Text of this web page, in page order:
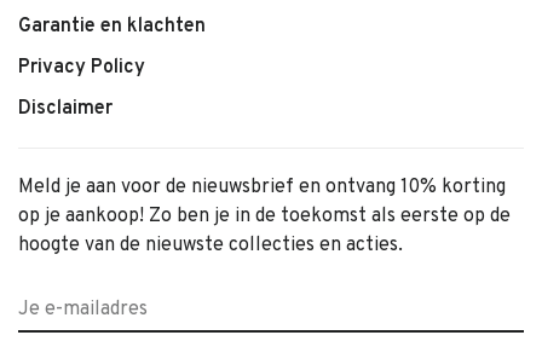
Garantie en klachten
Privacy Policy
Disclaimer
Meld je aan voor de nieuwsbrief en ontvang 10% korting
op je aankoop! Zo ben je in de toekomst als eerste op de
hoogte van de nieuwste collecties en acties.